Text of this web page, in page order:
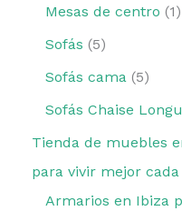
Mesas de centro
1
Sofás
5
Sofás cama 5
Sofás Chaise
Tienda de muebles
para vivir mejor
Armarios en Ibiza